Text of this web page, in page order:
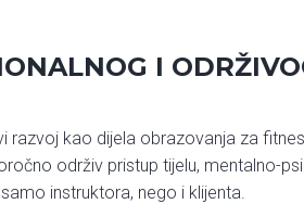
I
razvoj kao dijela obrazovanja za
održiv pristup tijelu, mentalno-
instruktora, nego i klijenta.